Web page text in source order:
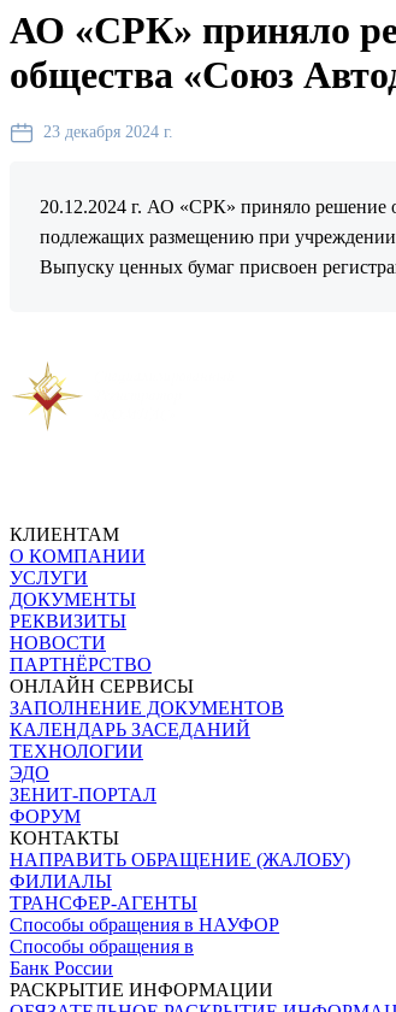
АО «СРК» приняло
общества «Союз
23 декабря 2024 г.
20.12.2024 г. АО «СРК» приняло решение
подлежащих размещению при учреждении
Выпуску ценных бумаг присвоен
КЛИЕНТАМ
О КОМПАНИИ
УСЛУГИ
ДОКУМЕНТЫ
РЕКВИЗИТЫ
НОВОСТИ
ПАРТНЁРСТВО
ОНЛАЙН СЕРВИСЫ
ЗАПОЛНЕНИЕ ДОКУМЕНТОВ
КАЛЕНДАРЬ ЗАСЕДАНИЙ
ТЕХНОЛОГИИ
ЭДО
ЗЕНИТ-ПОРТАЛ
ФОРУМ
КОНТАКТЫ
НАПРАВИТЬ ОБРАЩЕНИЕ (ЖАЛОБУ)
ФИЛИАЛЫ
ТРАНСФЕР-АГЕНТЫ
Способы обращения в НАУФОР
Способы обращения в
Банк России
РАСКРЫТИЕ ИНФОРМАЦИИ